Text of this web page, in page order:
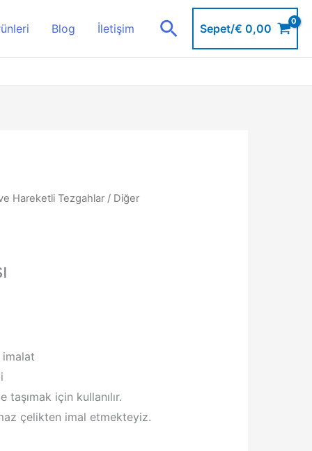
Blog İletişim AramaSepet/€ 0,00
Hareketli Tezgahlar/ Diğer
taşımak için kullanılır.
çelikten imal etmekteyiz.